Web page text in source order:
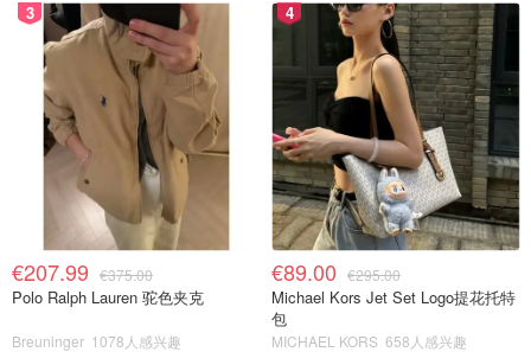
3
€207.99 €375.00
Polo Ralph Lauren 驼色夹克
Breuninger 1078人感兴趣
4
€89.00 €295.00
Michael Kors Jet Set Logo提花托特
包
MICHAEL KORS 658人感兴趣